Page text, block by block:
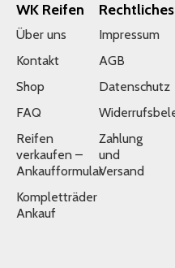
WK Reifen
Über uns
Kontakt
Shop
FAQ
Reifen
verkaufen –
Ankaufformular
Kompletträder
Ankauf
Rechtliches
Impressum
AGB
Datenschutz
Zahlung
und
Versand